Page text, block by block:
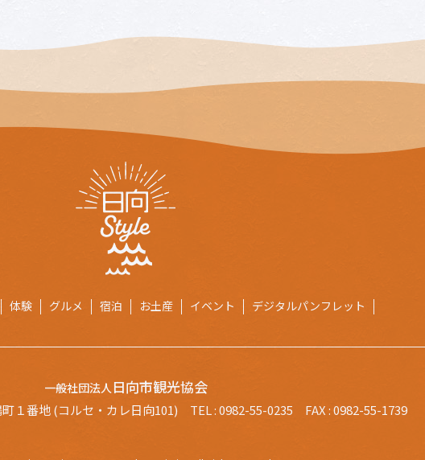
体験 グルメ 宿泊 お土産 イベント デジタルパンフレット
一般社団法人日向市観光協会
１番地 (コルセ・カレ日向101) TEL :0982-55-0235 FAX : 0982-55-1739